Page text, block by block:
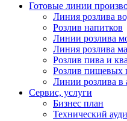
Готовые линии
Линия розлива
Розлив напитков
Линии розлива
Линия розлива
Розлив пива и
Розлив пищевых
Линии розлива
Сервис, услуги
Бизнес план
Технический